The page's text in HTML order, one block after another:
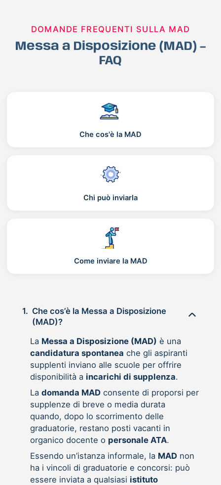
DOMANDE FREQUENTI SULLA MAD
Messa a Disposizione (MAD) –
FAQ
Che cos'è la MAD
Chi può inviarla
Come inviare la MAD
1. Che cos’è la Messa a Disposizione
(MAD)?
La Messa a Disposizione (MAD) è una
candidatura spontanea che gli aspiranti
supplenti inviano alle scuole per offrire
disponibilità a incarichi di supplenza.
La domanda MADconsente di proporsi per
supplenze di breve o media durata
quando, dopo lo scorrimento delle
graduatorie, restano posti vacanti in
organico docente o personale ATA.
Essendo un’istanza informale, la MADnon
ha i vincoli di graduatorie e concorsi: può
essere inviata a qualsiasi istituto